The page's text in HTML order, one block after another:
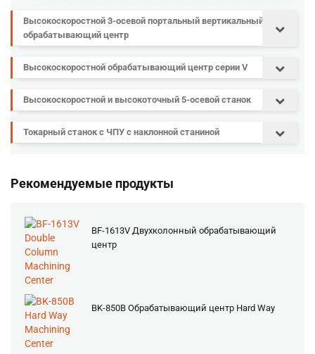
Высокоскоростной 3-осевой портальный вертикальный
обрабатывающий центр
Высокоскоростной обрабатывающий центр серии V
Высокоскоростной и высокоточный 5-осевой станок
Токарный станок с ЧПУ с наклонной станиной
Рекомендуемые продукты
BF-1613V Двухколонный обрабатывающий
центр
BK-850B Обрабатывающий центр Hard Way